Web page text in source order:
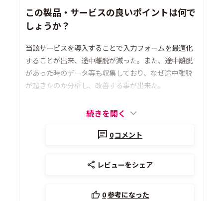
この製品・サービスの良いポイントは何で
しょうか？
当該サービスを導入することで入力フォームを最適化
することが出来、途中離脱が減った。また、途中離脱
があった時のデータ等も収集しており、なぜ途中離脱
が起きたのか分析し、改善する事が出来た。
続きを開く
0コメント
レビューをシェア
0参考になった